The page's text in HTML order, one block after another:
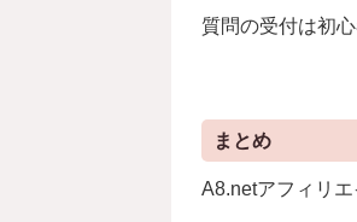
質問の受付は初
まとめ
A8.netアフィリ